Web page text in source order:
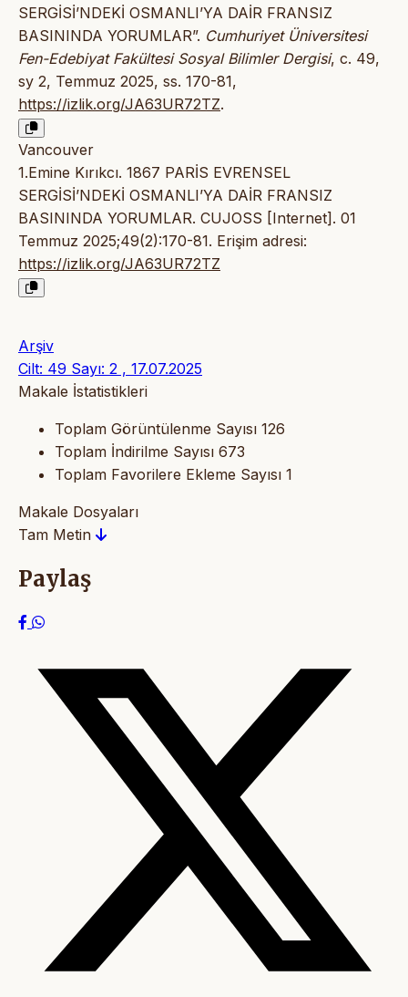
SERGİSİ’NDEKİ OSMANLI’YA DAİR FRANSIZ
BASININDA YORUMLAR”. Cumhuriyet Üniversitesi
Fen-Edebiyat Fakültesi Sosyal Bilimler Dergisi, c. 49,
sy 2, Temmuz 2025, ss. 170-81,
https://izlik.org/JA63UR72TZ.
Vancouver
1.Emine Kırıkcı. 1867 PARİS EVRENSEL
SERGİSİ’NDEKİ OSMANLI’YA DAİR FRANSIZ
BASININDA YORUMLAR. CUJOSS [Internet]. 01
Temmuz 2025;49(2):170-81. Erişim adresi:
https://izlik.org/JA63UR72TZ
Arşiv
Cilt: 49 Sayı: 2 , 17.07.2025
Makale İstatistikleri
Toplam Görüntülenme Sayısı 126
Toplam İndirilme Sayısı 673
Toplam Favorilere Ekleme Sayısı 1
Makale Dosyaları
Tam Metin
Paylaş